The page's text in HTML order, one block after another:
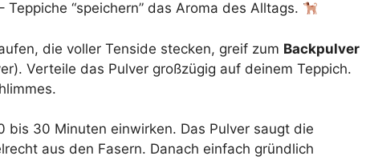
“speichern” das Aroma des Alltags.
die voller Tenside stecken, greif zum Backpulver
Verteile das Pulver großzügig auf deinem Teppich.
bis 30 Minuten einwirken. Das Pulver saugt die
aus den Fasern. Danach einfach gründlich